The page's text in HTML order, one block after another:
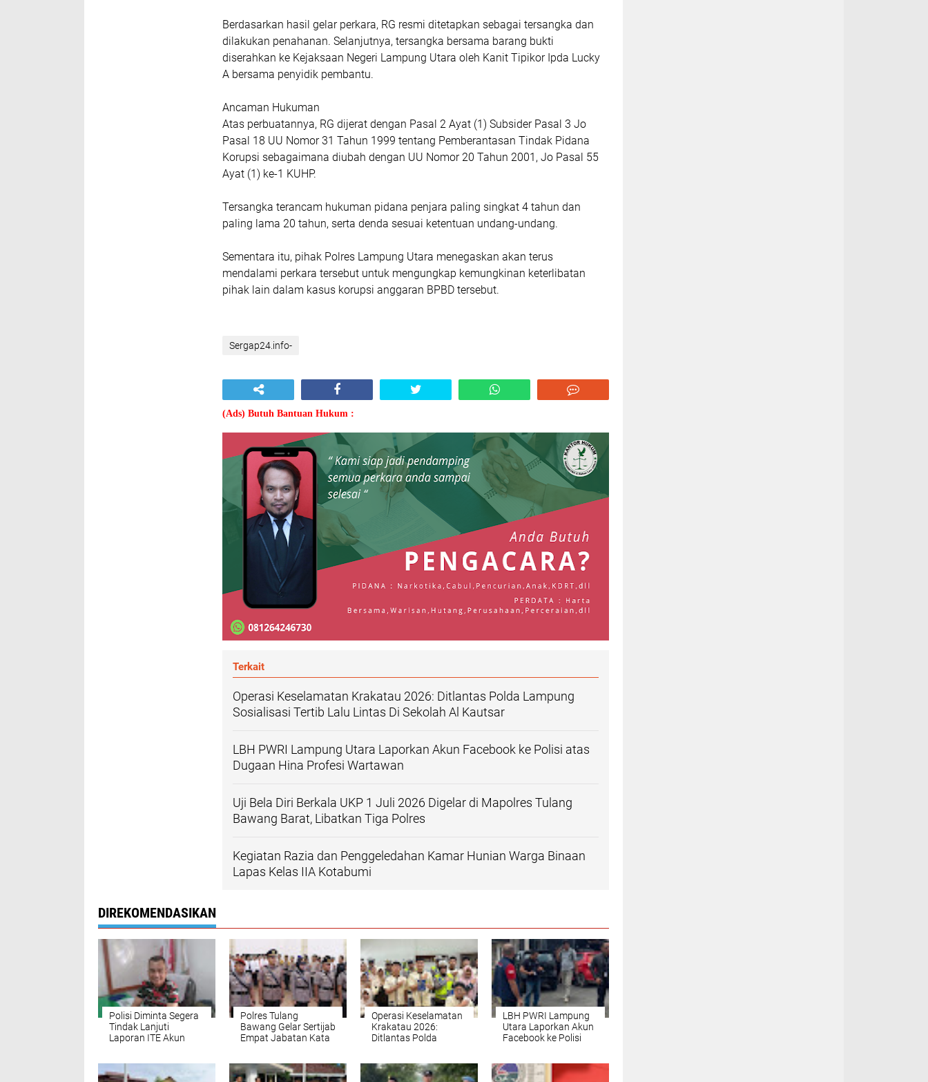
Berdasarkan hasil gelar perkara, RG resmi ditetapkan sebagai tersangka dan
dilakukan penahanan. Selanjutnya, tersangka bersama barang bukti
diserahkan ke Kejaksaan Negeri Lampung Utara oleh Kanit Tipikor Ipda Lucky
A bersama penyidik pembantu.
Ancaman Hukuman
Atas perbuatannya, RG dijerat dengan Pasal 2 Ayat (1) Subsider Pasal 3 Jo
Pasal 18 UU Nomor 31 Tahun 1999 tentang Pemberantasan Tindak Pidana
Korupsi sebagaimana diubah dengan UU Nomor 20 Tahun 2001, Jo Pasal 55
Ayat (1) ke-1 KUHP.
Tersangka terancam hukuman pidana penjara paling singkat 4 tahun dan
paling lama 20 tahun, serta denda sesuai ketentuan undang-undang.
Sementara itu, pihak Polres Lampung Utara menegaskan akan terus
mendalami perkara tersebut untuk mengungkap kemungkinan keterlibatan
pihak lain dalam kasus korupsi anggaran BPBD tersebut.
Sergap24.info-
(Ads) Butuh Bantuan Hukum :
Terkait
Operasi Keselamatan Krakatau 2026: Ditlantas Polda Lampung
Sosialisasi Tertib Lalu Lintas Di Sekolah Al Kautsar
LBH PWRI Lampung Utara Laporkan Akun Facebook ke Polisi atas
Dugaan Hina Profesi Wartawan
Uji Bela Diri Berkala UKP 1 Juli 2026 Digelar di Mapolres Tulang
Bawang Barat, Libatkan Tiga Polres
Kegiatan Razia dan Penggeledahan Kamar Hunian Warga Binaan
Lapas Kelas IIA Kotabumi
DIREKOMENDASIKAN
Polisi Diminta Segera
Tindak Lanjuti
Laporan ITE Akun
Polres Tulang
Bawang Gelar Sertijab
Empat Jabatan Kata
Menggala, Kapolres
Operasi Keselamatan
Krakatau 2026:
Ditlantas Polda
Sekolah Al Kautsar
LBH PWRI Lampung
Utara Laporkan Akun
Facebook ke Polisi